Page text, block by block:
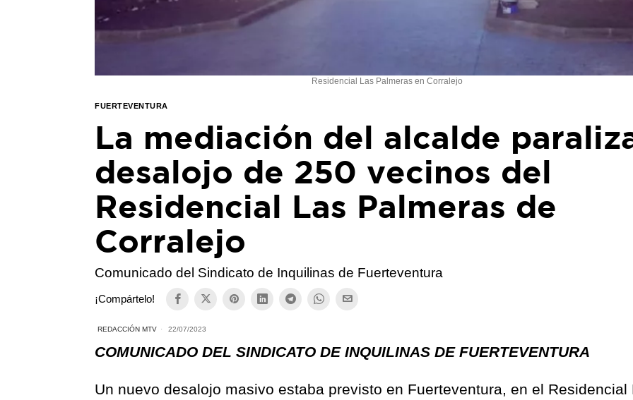
Residencial Las Palmeras en Corralejo
FUERTEVENTURA
La mediación del alcalde
desalojo de 250 vecinos del
Residencial Las Palmeras de
Corralejo
Comunicado del Sindicato de Inquilinas de Fuerteventura
¡Compártelo!
REDACCIÓN MTV 22/07/2023
COMUNICADO DEL SINDICATO DE INQUILINAS DE FUERTEVENTURA
Un nuevo desalojo masivo estaba previsto en Fuerteventura, en el Residencial